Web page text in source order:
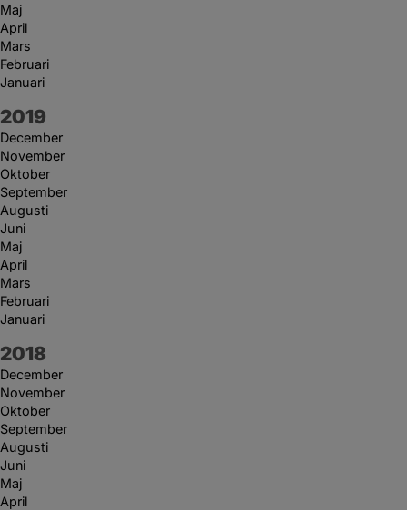
Maj
April
Mars
Februari
Januari
År:
2019
December
November
Oktober
September
Augusti
Juni
Maj
April
Mars
Februari
Januari
År:
2018
December
November
Oktober
September
Augusti
Juni
Maj
April